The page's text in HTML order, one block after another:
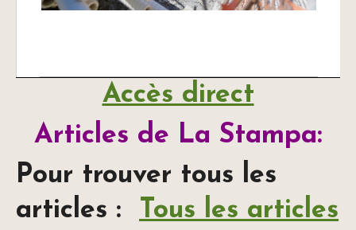
Accès direct
Articles de La Stampa:
Pour trouver tous les
articles :
Tous les articles